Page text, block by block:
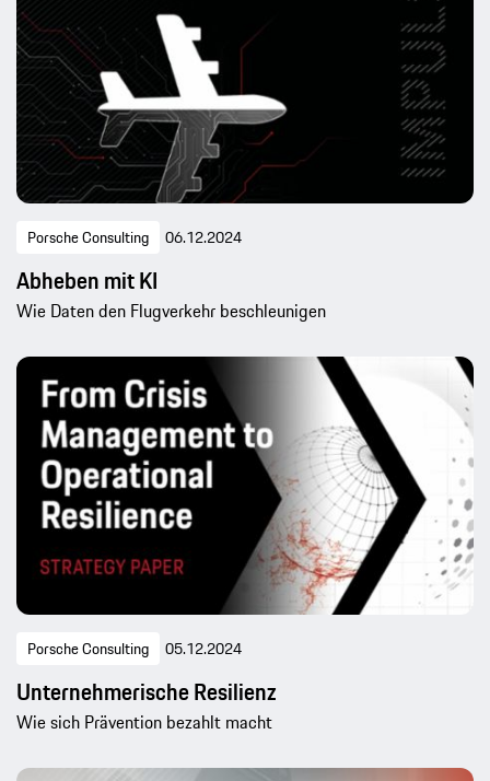
Porsche Consulting 06.12.2024
Abheben mit KI
Wie Daten den Flugverkehr beschleunigen
Porsche Consulting 05.12.2024
Unternehmerische Resilienz
Wie sich Prävention bezahlt macht